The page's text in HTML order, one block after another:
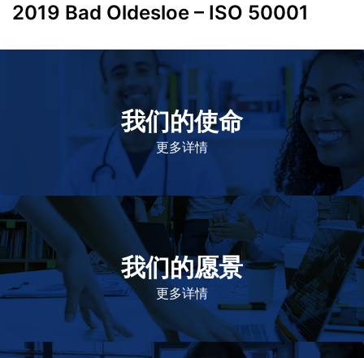
2019 Bad Oldesloe – ISO 50001
我们的使命
更多详情
致力于提高患者的生命健康和质量
我们的愿景
更多详情
作为一个负责任的企业公民，在全球提供优质和患者可
及的药物，传递我们的价值。